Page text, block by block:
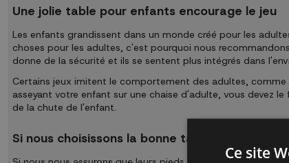
Une jolie table pour enfants encourage le jeu
Les enfants grandissent dans un monde créé pour les
choses pour les adultes, c'est pourquoi nous
donne de la sécurité et ils se sentent plus intégrés dans
Certains jeux imitent le comportement des adultes,
asseyant votre enfant sur une chaise d'adulte, vous devez
de la chute de l'enfant.
Si nous choisissons la bonne taille de tables
Ce site